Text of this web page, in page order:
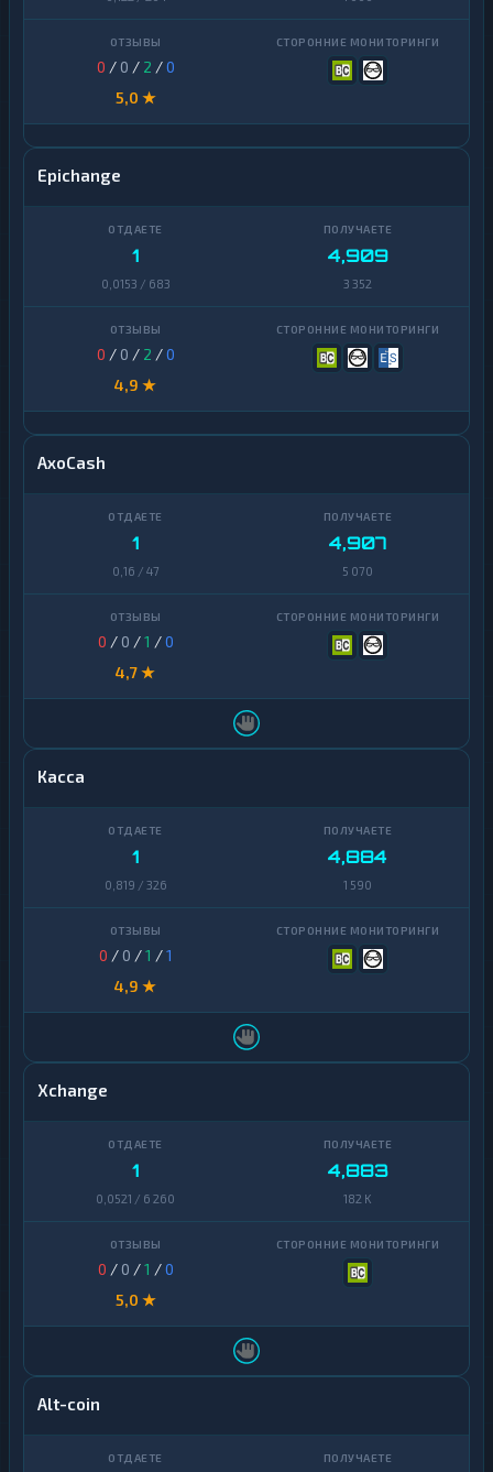
0 / 0 / 2 /0
5,0 ★
Epichange
1
0,0153 / 683
4,909
3 352
0 / 0 / 2 /0
4,9 ★
AxoCash
1
0,16 / 47
4,907
5 070
0 / 0 /1 /0
4,7 ★
Касса
1
0,819 / 326
4,884
1 590
0 / 0 /1 /1
4,9 ★
Xchange
1
0,0521 / 6 260
4,883
182 K
0 / 0 /1 /0
5,0 ★
Alt-coin